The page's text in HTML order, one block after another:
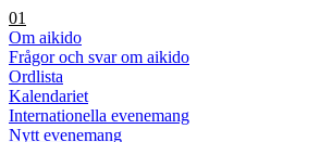
01
Om aikido
Frågor och svar om aikido
Ordlista
Kalendariet
Internationella evenemang
Nytt evenemang